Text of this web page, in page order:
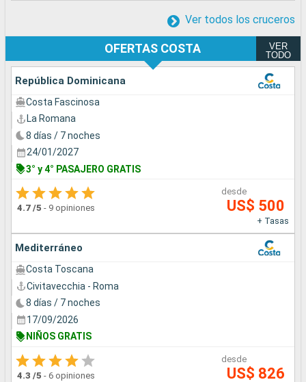
Ver todos los cruceros
OFERTAS COSTA
VER
TODO
República Dominicana
Costa Fascinosa
La Romana
8 días / 7 noches
24/01/2027
3° y 4° PASAJERO GRATIS
4.7 /5 - 9 opiniones
desde
US$ 500
+ Tasas
Mediterráneo
Costa Toscana
Civitavecchia - Roma
8 días / 7 noches
17/09/2026
NIÑOS GRATIS
4.3 /5 - 6 opiniones
desde
US$ 826